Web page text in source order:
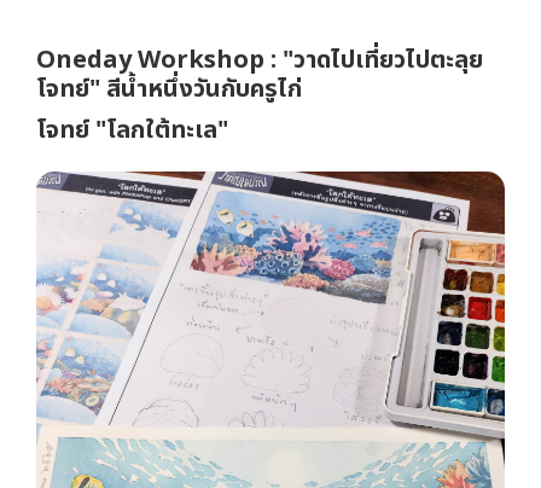
Oneday Workshop : "วาดไปเที่ยวไปตะลุย
โจทย์" สีน้ำหนึ่งวันกับครูไก่
โจทย์ "โลกใต้ทะเล"